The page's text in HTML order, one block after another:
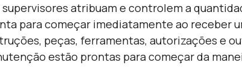
atribuam e controlem a
para começar imediatamente ao receber
peças, ferramentas, autorizações e
estão prontas para começar da